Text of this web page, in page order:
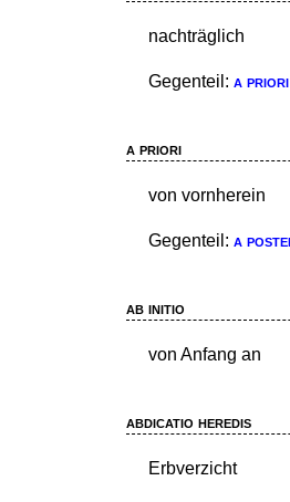
nachträglich
Gegenteil: a priori
a priori
von vornherein
Gegenteil: a
ab initio
von Anfang an
abdicatio heredis
Erbverzicht